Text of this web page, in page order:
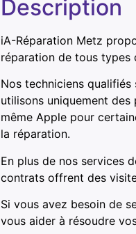
Description
iA-Réparation Metz
réparation de tous types
Nos techniciens
utilisons uniquement
même Apple pour
la réparation.
En plus de nos services
contrats offrent des
Si vous avez besoin de
vous aider à résoudre